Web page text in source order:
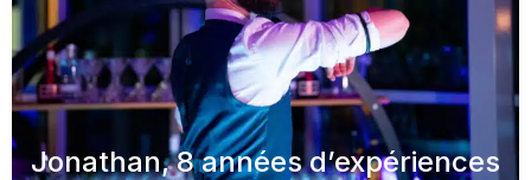
Jonathan, 8 années d’expériences